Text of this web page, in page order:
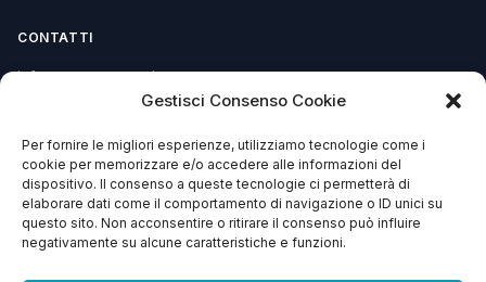
Gestisci Consenso Cookie
Per fornire le migliori esperienze, utilizziamo tecnologie come i
cookie per memorizzare e/o accedere alle informazioni del
dispositivo. Il consenso a queste tecnologie ci permetterà di
elaborare dati come il comportamento di navigazione o ID unici su
questo sito. Non acconsentire o ritirare il consenso può influire
negativamente su alcune caratteristiche e funzioni.
CONTATTI
info@soccorsowp.it
PEC: gtechgroup@pec.it
Privacy Policy
Cookie Policy
Termini e Condizioni